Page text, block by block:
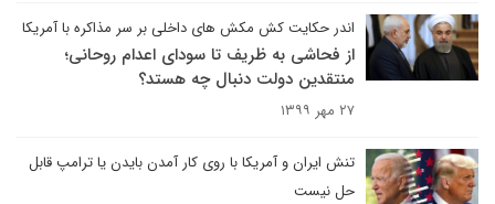
اندر حکایت کش مکش های داخلی بر سر مذاکره با آمریکا
از فحاشی به ظریف تا سودای اعدام روحانی؛
منتقدین دولت دنبال چه هستد؟
۲۷ مهر ۱۳۹۹
تنش ایران و آمریکا با روی کار آمدن بایدن یا ترامپ قابل
حل نیست